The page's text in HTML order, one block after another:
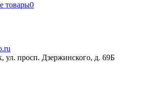
товары0
ул. просп. Дзержинского, д. 69Б